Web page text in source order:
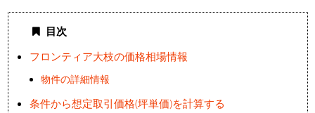
目次
フロンティア大枝の価格相場情報
物件の詳細情報
条件から想定取引価格(坪単価)を計算する